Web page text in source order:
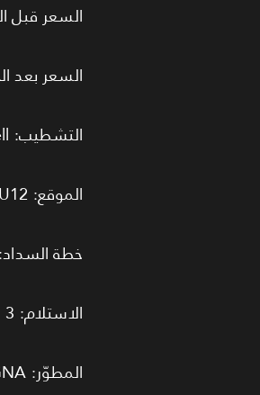
السعر قبل
السعر بعد الخصم
التشطيب: Core & Shell
الموقع: MU12 – صف أول على محور بن زايد الجنوبي
خطة السداد: 8% أو 10% مقدم – تقسيط 10 سنوات – خصم 10%
الاستلام: 3 سنوات
المطوّر: MAGNA